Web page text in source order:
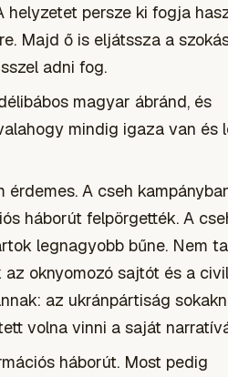
helyzetet persze ki fogja
Majd ő is eljátssza a
adni fog.
magyar ábránd, és
mindig igaza van és
A cseh
háborút felpörgették. A
legnagyobb bűne. Nem
oknyomozó sajtót és a
az ukránpártiság
volna vinni a saját
háborút. Most pedig